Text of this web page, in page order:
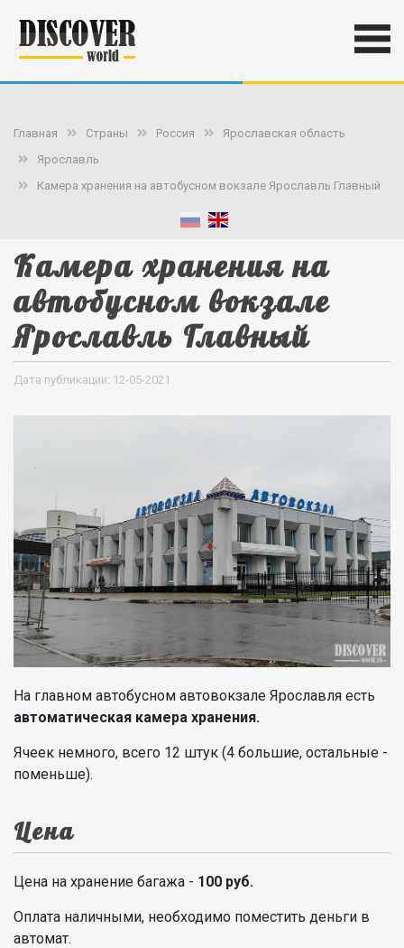
Главная Страны Россия
Ярославская область
Ярославль
Камера хранения на автобусном вокзале Ярославль Главный
Камера хранения на
автобусном вокзале
Ярославль Главный
Дата публикации: 12-05-2021
На главном автобусном автовокзале Ярославля есть
автоматическая камера хранения.
Ячеек немного, всего 12 штук (4 большие, остальные -
поменьше).
Цена
Цена на хранение багажа - 100 руб.
Оплата наличными, необходимо поместить деньги в
автомат.